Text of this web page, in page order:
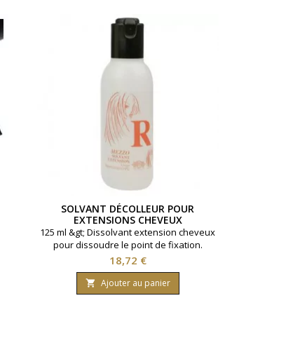
SOLVANT DÉCOLLEUR POUR
EXTENSIONS CHEVEUX
125 ml &gt; Dissolvant extension cheveux
pour dissoudre le point de fixation.
Prix
18,72 €
 Ajouter au panier